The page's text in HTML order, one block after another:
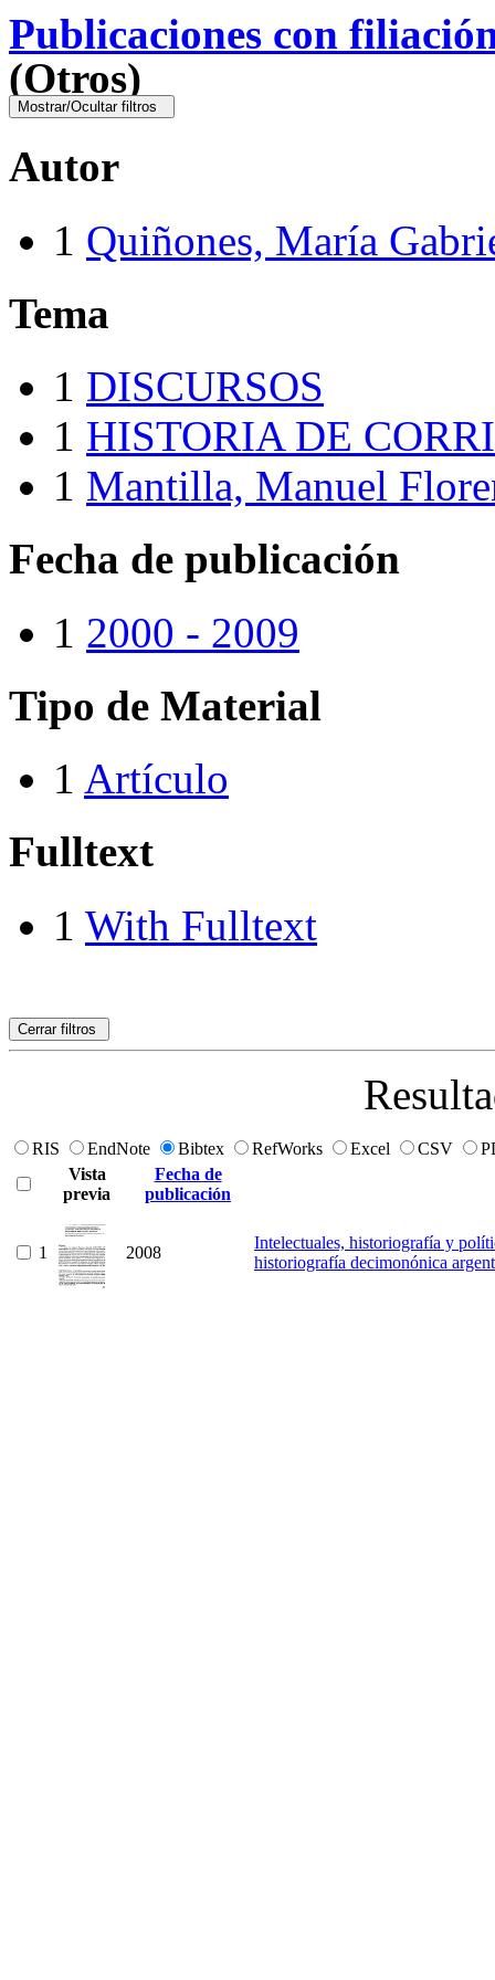
Publicaciones con
(Otros)
Autor
1 Quiñones, María
Tema
1 DISCURSOS
1 HISTORIA DE
1 Mantilla, Manuel
Fecha de publicación
1 2000 - 2009
Tipo de Material
1 Artículo
Fulltext
1 With Fulltext
Cerrar filtros
RIS EndNote Bibtex RefWorks Excel CSV
Vista
previa
Fecha de
publicación
1 2008
Intelectuales, historiografía y
historiografía decimonónica